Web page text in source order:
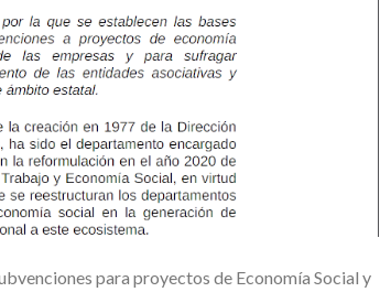
para proyectos de Economía Social y